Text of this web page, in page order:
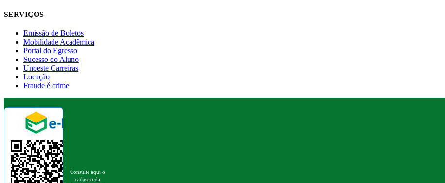
SERVIÇOS
Emissão de Boletos
Mobilidade Acadêmica
Portal do Egresso
Sucesso do Aluno
Unoeste Carreiras
Locação
Fraude é crime
Consulte aqui o
cadastro da